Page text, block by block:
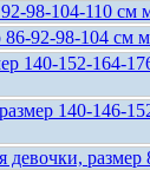
98-104-110 см
92-98-104 см
140-152-164-
140-146-
размер